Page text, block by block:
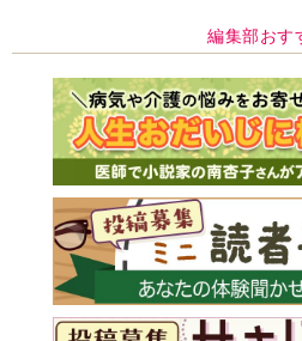
編集部おす